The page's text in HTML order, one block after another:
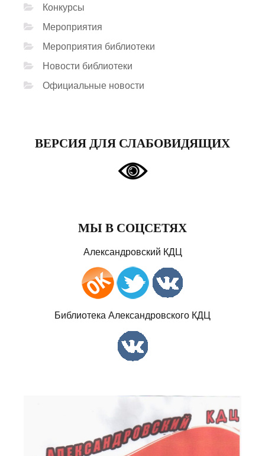
Конкурсы
Мероприятия
Мероприятия библиотеки
Новости библиотеки
Официальные новости
ВЕРСИЯ ДЛЯ СЛАБОВИДЯЩИХ
МЫ В СОЦСЕТЯХ
Александровский КДЦ
Библиотека Александровского КДЦ